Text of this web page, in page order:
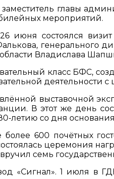
главы
мероприятий.
состоялся
генерального
Владислава
класс БФС,
деятельности с
выставочной
В этот же день
летию со дня основания
600 почётных
церемония
семь
«Сигнал». 1 июля в